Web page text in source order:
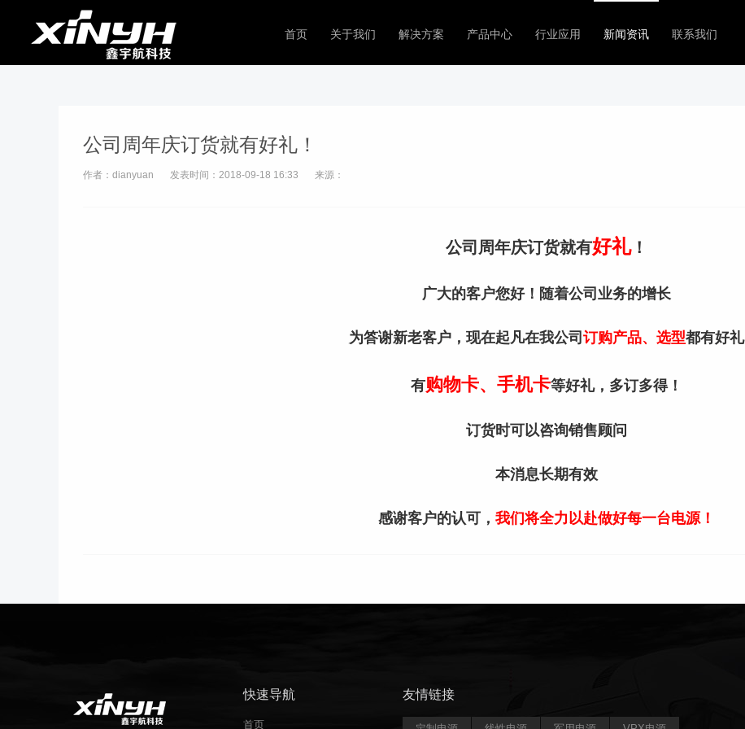
首页 关于我们 解决方案 产品中心 行业应用 新闻资讯 联系我们
公司周年庆订货就有好礼！
作者：dianyuan 发表时间：2018-09-18 16:33 来源：
公司周年庆订货就有好礼！
广大的客户您好！随着公司业务的增长
为答谢新老客户，现在起凡在我公司 订购产品、选型都有好礼
有购物卡、手机卡等好礼，多订多得！
订货时可以咨询销售顾问
本消息长期有效
感谢客户的认可， 我们将全力以赴做好每一台电源！
快速导航
首页
友情链接